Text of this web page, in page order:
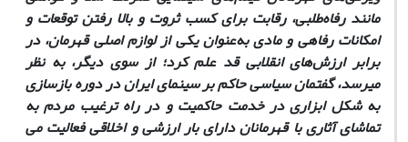
مانند رفاه‌طلبی، رقابت برای کسب ثروت و بالا رفتن توقعات و
امکانات رفاهی و مادی به‌عنوان یکی از لوازم اصلی قهرمان، در
برابر ارزش‌های انقلابی قد علم کرد؛ از سوی دیگر، به نظر
می‎رسد، گفتمان سیاسی حاکم بر سینمای ایران در دوره بازسازی
به شکل ابزاری در خدمت حاکمیت و در راه ترغیب مردم به
تماشای آثاری با قهرمانان دارای بار ارزشی و اخلاقی فعالیت می